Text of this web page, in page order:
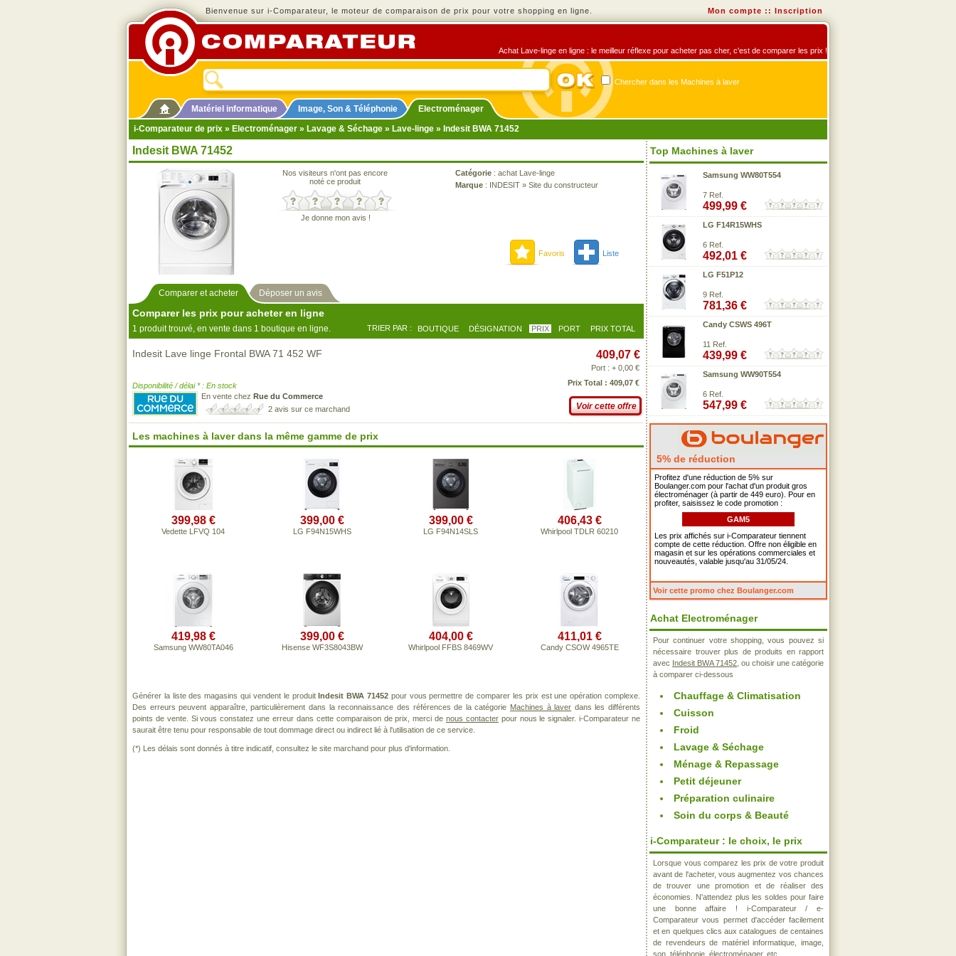
Bienvenue sur i-Comparateur, le moteur de comparaison de prix pour votre shopping en ligne. Mon compte :: Inscription
Achat Lave-linge en ligne : le meilleur réflexe pour acheter pas cher, c'est de comparer les prix !
Chercher dans les Machines à laver
Matériel informatique Image, Son & Téléphonie
Electroménager
i-Comparateur de prix » Electroménager » Lavage & Séchage » Lave-linge » Indesit BWA 71452
Indesit BWA 71452
Nos visiteurs n'ont pas encore
noté ce produit
Je donne mon avis !
Catégorie : achat Lave-linge
Marque : INDESIT » Site du constructeur
Favoris Liste
Comparer et acheter Déposer un avis
Comparer les prix pour acheter en ligne
1 produit trouvé, en vente dans 1 boutique en ligne. TRIER PAR : BOUTIQUE DÉSIGNATION PRIX PORT PRIX TOTAL
Indesit Lave linge Frontal BWA 71 452 WF
Disponibilité / délai * : En stock
En vente chez Rue du Commerce
2 avis sur ce marchand
409,07 €
Port : + 0,00 €
Prix Total : 409,07 €
Voir cette offre
Les machines à laver dans la même gamme de prix
399,98 €
Vedette LFVQ 104
399,00 €
LG F94N15WHS
399,00 €
LG F94N14SLS
406,43 €
Whirlpool TDLR 60210
419,98 €
Samsung WW80TA046
399,00 €
Hisense WF3S8043BW
404,00 €
Whirlpool FFBS 8469WV
411,01 €
Candy CSOW 4965TE
Générer la liste des magasins qui vendent le produitIndesit BWA 71452 pour vous permettre de comparer les prix est une opération complexe.
Des erreurs peuvent apparaître, particulièrement dans la reconnaissance des références de la catégorie Machines à laver dans les différents
points de vente. Si vous constatez une erreur dans cette comparaison de prix, merci de nous contacterpour nous le signaler. i-Comparateur ne
saurait être tenu pour responsable de tout dommage direct ou indirect lié à l'utilisation de ce service.
(*) Les délais sont donnés à titre indicatif, consultez le site marchand pour plus d'information.
Top Machines à laver
Samsung WW80T554
7 Ref.
499,99 €
LG F14R15WHS
6 Ref.
492,01 €
LG F51P12
9 Ref.
781,36 €
Candy CSWS 496T
11 Ref.
439,99 €
Samsung WW90T554
6 Ref.
547,99 €
5% de réduction
Profitez d'une réduction de 5% sur
Boulanger.com pour l'achat d'un produit gros
électroménager (à partir de 449 euro). Pour en
profiter, saisissez le code promotion :
GAM5
Les prix affichés sur i-Comparateur tiennent
compte de cette réduction. Offre non éligible en
magasin et sur les opérations commerciales et
nouveautés, valable jusqu'au 31/05/24.
Voir cette promo chez Boulanger.com
Achat Electroménager
Pour continuer votre shopping, vous pouvez si
nécessaire trouver plus de produits en rapport
avec Indesit BWA 71452 , ou choisir une catégorie
à comparer ci-dessous
Chauffage & Climatisation
Cuisson
Froid
Lavage & Séchage
Ménage & Repassage
Petit déjeuner
Préparation culinaire
Soin du corps & Beauté
i-Comparateur : le choix, le prix
Lorsque vous comparez les prix de votre produit
avant de l'acheter, vous augmentez vos chances
de trouver une promotion et de réaliser des
économies. N'attendez plus les soldes pour faire
une bonne affaire ! i-Comparateur / e-
Comparateur vous permet d'accéder facilement
et en quelques clics aux catalogues de centaines
de revendeurs de matériel informatique, image,
son, téléphonie, électroménager, etc..